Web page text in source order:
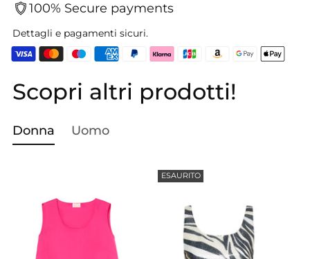
100% Secure payments
Dettagli e pagamenti sicuri.
Aggiungere
un
al
Scopri altri prodotti!
Donna Uomo
ESAURITO